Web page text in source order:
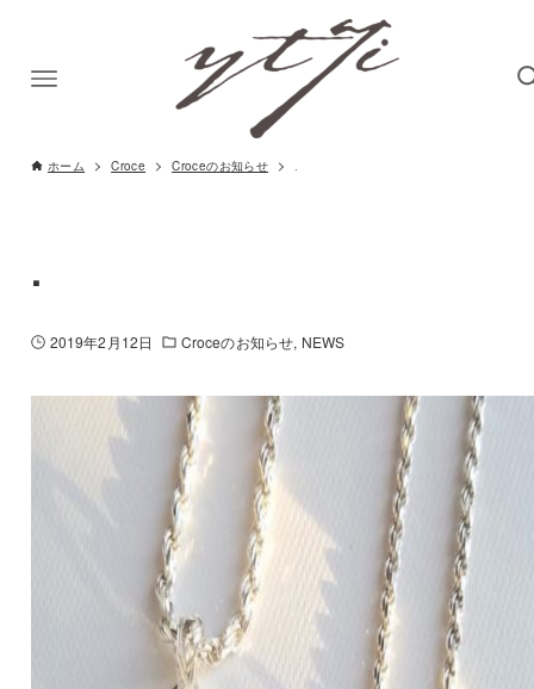
ホーム Croce Croceのお知らせ .
.
2019年2月12日 Croceのお知らせ NEWS